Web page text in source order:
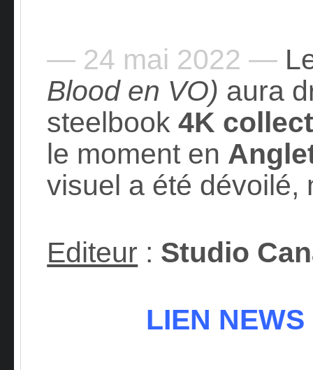
— 24 mai 2022 —
Blood en VO) aura
steelbook4K
le moment en
visuel a été dévoilé,
Editeur : Studio
LIEN